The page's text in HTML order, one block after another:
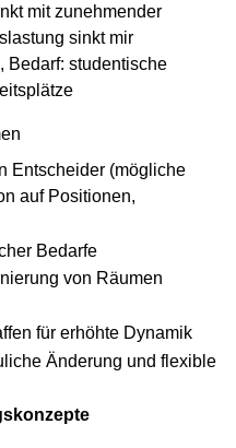
mit zunehmender
sinkt mir
Bedarf: studentische
Entscheider (mögliche
auf Positionen,
Bedarfe
von Räumen
für erhöhte Dynamik
Änderung und flexible